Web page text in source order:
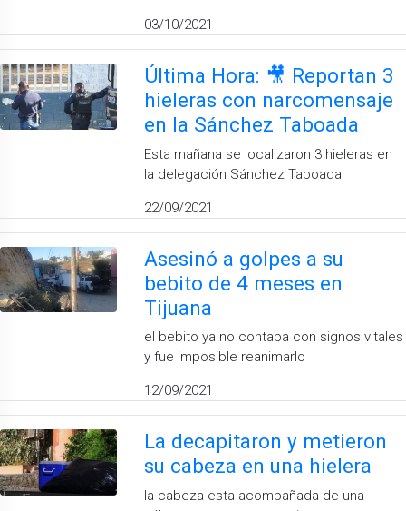
03/10/2021
Última Hora: 🎥 Reportan 3
hieleras con narcomensaje
en la Sánchez Taboada
Esta mañana se localizaron 3 hieleras en
la delegación Sánchez Taboada
22/09/2021
Asesinó a golpes a su
bebito de 4 meses en
Tijuana
el bebito ya no contaba con signos vitales
y fue imposible reanimarlo
12/09/2021
La decapitaron y metieron
su cabeza en una hielera
la cabeza esta acompañada de una